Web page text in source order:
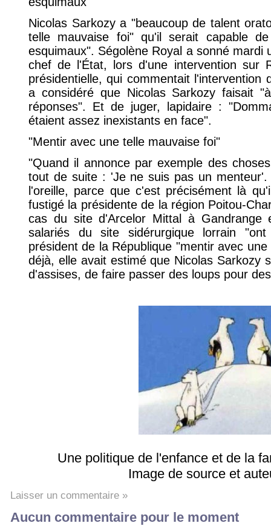
Nicolas Sarkozy a "beaucoup de talent
telle mauvaise foi" qu'il serait capable
esquimaux". Ségolène Royal a sonné mardi
chef de l'État, lors d'une intervention sur
présidentielle, qui commentait l'intervention
a considéré que Nicolas Sarkozy faisait
réponses". Et de juger, lapidaire :
étaient assez inexistants en face".
"Mentir avec une telle mauvaise foi"
"Quand il annonce par exemple des
tout de suite : 'Je ne suis pas un
l'oreille, parce que c'est précisément là
fustigé la présidente de la région Poitou-
cas du site d'Arcelor Mittal à Gandrange
salariés du site sidérurgique lorrain
président de la République "mentir avec
déjà, elle avait estimé que Nicolas Sarkozy
d'assises, de faire passer des loups pour
Une politique de l'enfance et de la
Image de source et
Laisser un commentaire »
Aucun commentaire pour le moment